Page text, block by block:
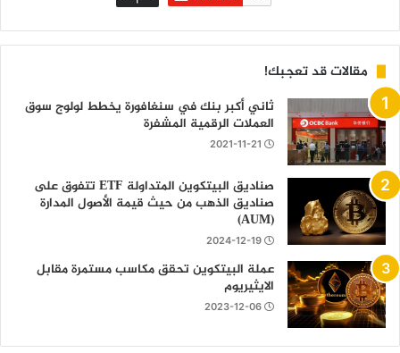
مقالات قد تعجبك!
ثاني أكبر بنك في سنغافورة يخطط لولوج سوق
العملات الرقمية المشفرة
2021-11-21
صناديق البيتكوين المتداولة ETF تتفوق على
صناديق الذهب من حيث قيمة الأصول المدارة
(AUM)
2024-12-19
عملة البيتكوين تحقق مكاسب مستمرة مقابل
الايثيريوم
2023-12-06